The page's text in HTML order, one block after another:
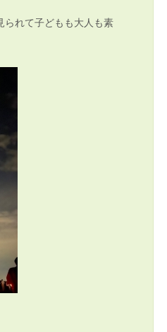
られて子どもも大人も素